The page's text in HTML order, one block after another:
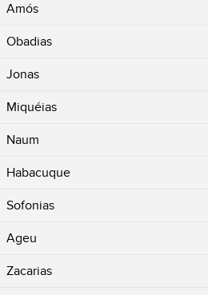
Amós
Obadias
Jonas
Miquéias
Naum
Habacuque
Sofonias
Ageu
Zacarias